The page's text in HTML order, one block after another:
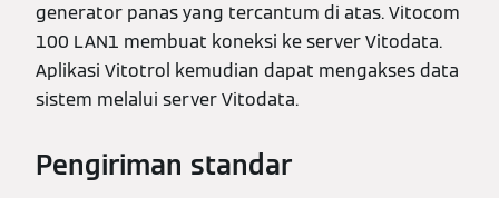
generator panas yang tercantum di atas. Vitocom
100 LAN1 membuat koneksi ke server Vitodata.
Aplikasi Vitotrol kemudian dapat mengakses data
sistem melalui server Vitodata.
Pengiriman standar